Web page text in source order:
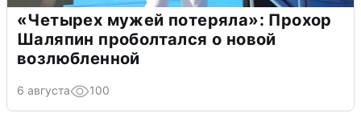
«Четырех мужей потеряла»: Прохор
Шаляпин проболтался о новой
возлюбленной
6 августа 100